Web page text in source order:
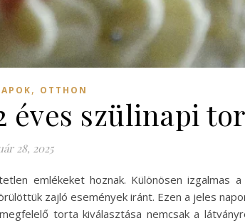
, OTTHON
szülinapi
28, 2025
emlékeket hoznak. Különösen izgalmas
zajló események iránt. Ezen a jeles
torta kiválasztása nemcsak a